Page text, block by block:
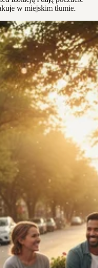
w miejskim tłumie.